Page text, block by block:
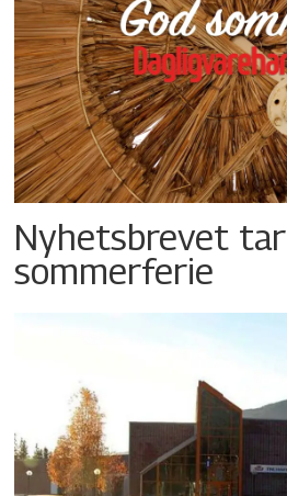
Nyhetsbrevet tar
sommerferie